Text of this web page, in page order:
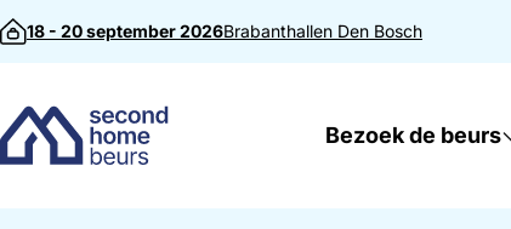
Direct naar inhoud
18 - 20 september 2026Brabanthallen Den Bosch
Bezoek de beurs